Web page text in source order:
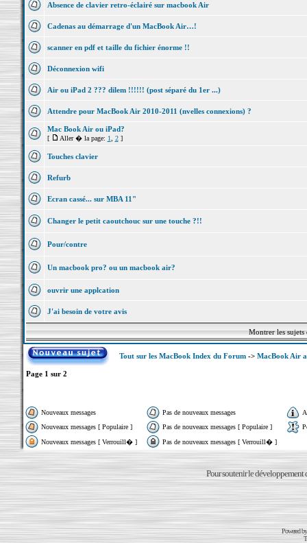
Absence de clavier retro-éclairé sur macbook Air
Cadenas au démarrage d'un MacBook Air…!
scanner en pdf et taille du fichier énorme !!
Déconnexion wifi
Air ou iPad 2 ??? dilem !!!!!! (post séparé du 1er ...)
Attendre pour MacBook Air 2010-2011 (nvelles connexions) ?
Mac Book Air ou iPad?
[ Aller � la page: 1 2]
Touches clavier
Refurb
Ecran cassé... sur MBA 11"
Changer le petit caoutchouc sur une touche ?!!
Pour/contre
Un macbook pro? ou un macbook air?
ouvrir une applcation
J'ai besoin de votre avis
Montrer les
Tout sur les MacBook Index du Forum-> MacBook Air
Page 1 sur 2
Nouveaux messages Pas de nouveaux messages
Nouveaux messages [ Populaire ]
Pas de nouveaux messages [ Populaire ]
Nouveaux messages [ Verrouill� ]
Pas de nouveaux messages [ Verrouill� ]
Pour soutenir le développement
Powered